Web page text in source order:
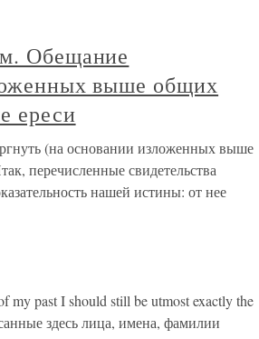
Обещание
выше общих
ереси
(на основании изложенных выше
перечисленные свидетельства
нашей истины: от нее
past I should still be utmost exactly the
здесь лица, имена, фамилии